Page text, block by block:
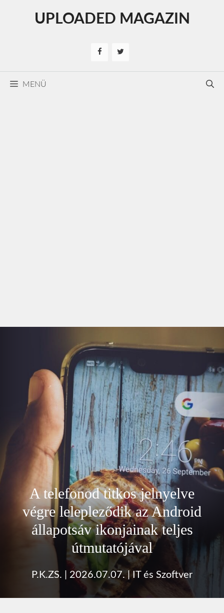
UPLOADED MAGAZIN
MENÜ
A telefonod titkos jelnyelve
végre lelepleződik az Android
állapotsáv ikonjainak teljes
útmutatójával
P.K.ZS. 2026.07.07.| IT és Szoftver